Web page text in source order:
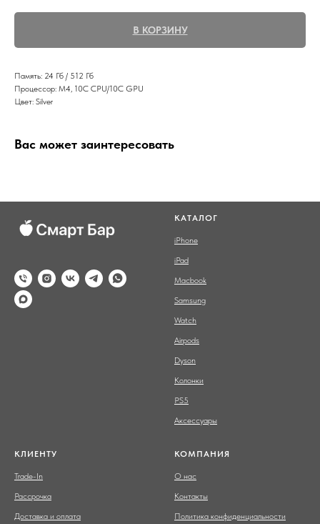
В КОРЗИНУ
Память: 24 Гб / 512 Гб
Процессор: M4, 10C CPU/10C GPU
Цвет: Silver
Вас может заинтересовать
КАТАЛОГ
iPhone
iPad
Macbook
Samsung
Watch
Airpods
Dyson
Колонки
PS5
Аксессуары
КЛИЕНТУ
Trade-In
Рассрочка
Доставка и оплата
КОМПАНИЯ
О нас
Контакты
Политика конфиденциальности